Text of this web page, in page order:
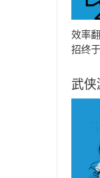
效率
招终
武侠